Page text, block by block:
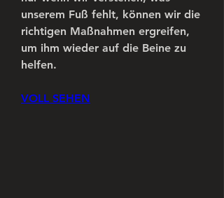
unserem Fuß fehlt, können wir die
richtigen Maßnahmen ergreifen,
um ihm wieder auf die Beine zu
helfen.
VOLL SEHEN